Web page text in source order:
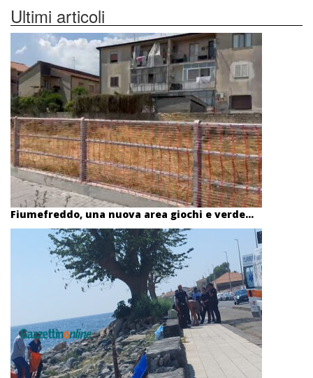
Ultimi articoli
Fiumefreddo, una nuova area giochi e verde...